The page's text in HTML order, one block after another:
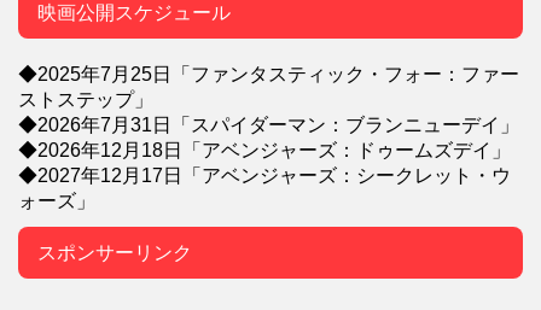
映画公開スケジュール
◆2025年7月25日「ファンタスティック・フォー：ファー
ストステップ」
◆2026年7月31日「スパイダーマン：ブランニューデイ」
◆2026年12月18日「アベンジャーズ：ドゥームズデイ」
◆2027年12月17日「アベンジャーズ：シークレット・ウ
ォーズ」
スポンサーリンク